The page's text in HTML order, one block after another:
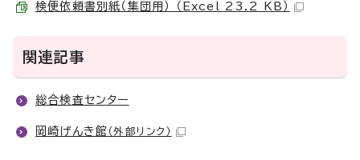
検便依頼書別紙（集団用） （Excel 23.2 KB）
関連記事
総合検査センター
岡崎げんき館 （外部リンク）